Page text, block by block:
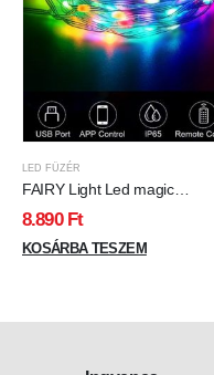
LED FÜZÉR
FAIRY Light Led magic
fényfüzér 100 Led, Bluetooth+
távirányító, RGB, USB
csatlakozós, IP65, kültérre is!
8.890 Ft
KOSÁRBA TESZEM